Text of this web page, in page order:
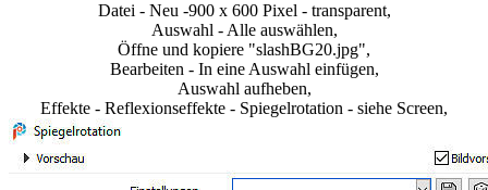
Datei - Neu -900 x 600 Pixel - transparent,
Auswahl - Alle auswählen,
Öffne und kopiere "slashBG20.jpg",
Bearbeiten - In eine Auswahl einfügen,
Auswahl aufheben,
Effekte - Reflexionseffekte - Spiegelrotation - siehe Screen,